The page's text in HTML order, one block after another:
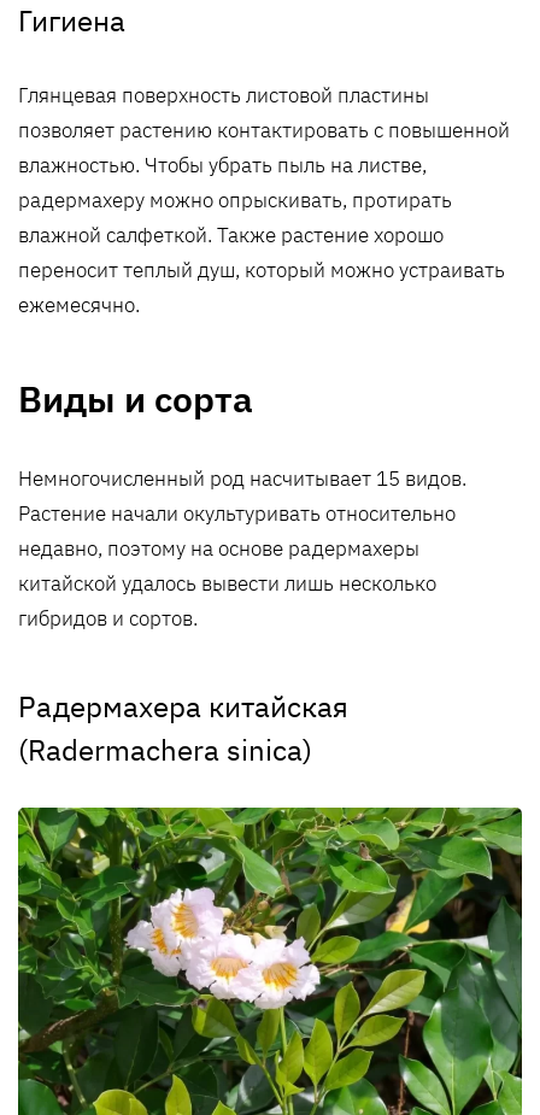
Гигиена
Глянцевая поверхность листовой пластины
позволяет растению контактировать с повышенной
влажностью. Чтобы убрать пыль на листве,
радермахеру можно опрыскивать, протирать
влажной салфеткой. Также растение хорошо
переносит теплый душ, который можно устраивать
ежемесячно.
Виды и сорта
Немногочисленный род насчитывает 15 видов.
Растение начали окультуривать относительно
недавно, поэтому на основе радермахеры
китайской удалось вывести лишь несколько
гибридов и сортов.
Радермахера китайская
(Radermachera sinica)